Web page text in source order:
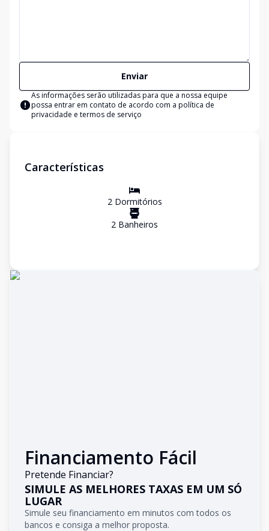
Enviar
As informações serão utilizadas para que a nossa equipe
possa entrar em contato de acordo com a política de
privacidade e termos de serviço
Características
2Dormitórios
2 Banheiros
Financiamento Fácil
Pretende Financiar?
SIMULE AS MELHORES TAXAS EM UM SÓ
LUGAR
Simule seu financiamento em minutos com todos os
bancos e consiga a melhor proposta.